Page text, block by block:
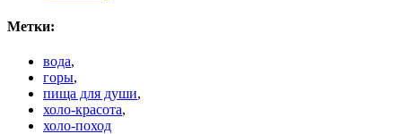
Метки:
вода,
горы,
пища для души,
холо-красота,
холо-поход